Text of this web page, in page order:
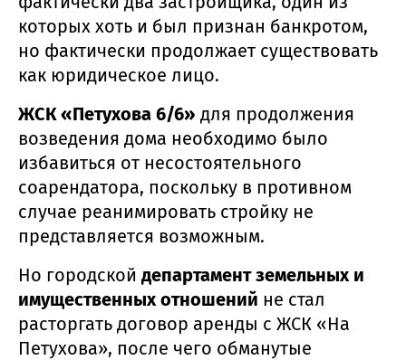
которых хоть и был признан банкротом,
но фактически продолжает существовать
как юридическое лицо.
ЖСК «Петухова 6/6» для продолжения
возведения дома необходимо было
избавиться от несостоятельного
соарендатора, поскольку в противном
случае реанимировать стройку не
представляется возможным.
Но городской департамент земельных и
имущественных отношений не стал
расторгать договор аренды с ЖСК «На
Петухова», после чего обманутые